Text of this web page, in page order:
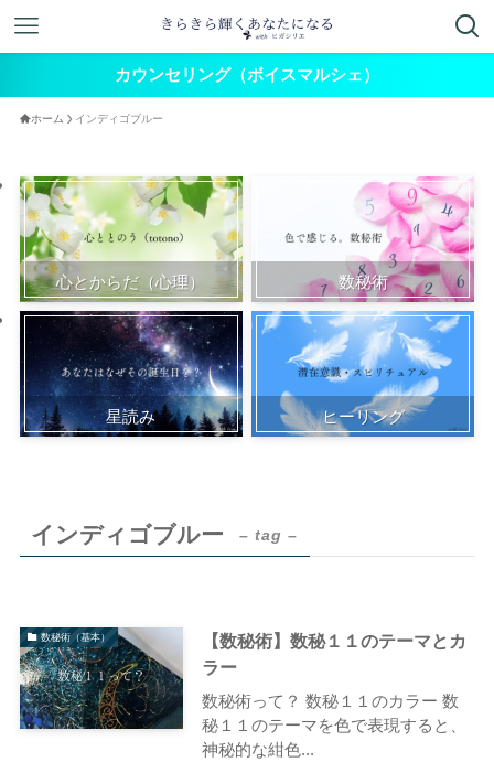
カウンセリング（ボイスマルシェ）
ホーム インディゴブルー
心とからだ（心理） 数秘術
星読み ヒーリング
インディゴブルー – tag –
数秘術（基本）
【数秘術】数秘１１のテーマとカ
ラー
数秘術って？ 数秘１１のカラー 数
秘１１のテーマを色で表現すると、
神秘的な紺色...